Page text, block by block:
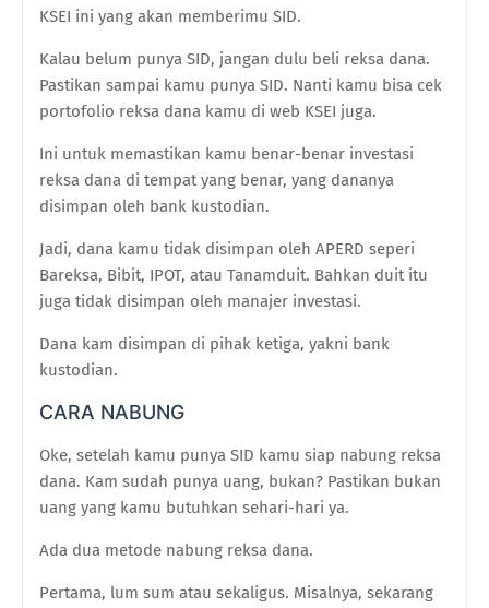
KSEI ini yang akan memberimu SID.
Kalau belum punya SID, jangan dulu beli reksa dana.
Pastikan sampai kamu punya SID. Nanti kamu bisa cek
portofolio reksa dana kamu di web KSEI juga.
Ini untuk memastikan kamu benar-benar investasi
reksa dana di tempat yang benar, yang dananya
disimpan oleh bank kustodian.
Jadi, dana kamu tidak disimpan oleh APERD seperi
Bareksa, Bibit, IPOT, atau Tanamduit. Bahkan duit itu
juga tidak disimpan oleh manajer investasi.
Dana kam disimpan di pihak ketiga, yakni bank
kustodian.
CARA NABUNG
Oke, setelah kamu punya SID kamu siap nabung reksa
dana. Kam sudah punya uang, bukan? Pastikan bukan
uang yang kamu butuhkan sehari-hari ya.
Ada dua metode nabung reksa dana.
Pertama, lum sum atau sekaligus. Misalnya, sekarang